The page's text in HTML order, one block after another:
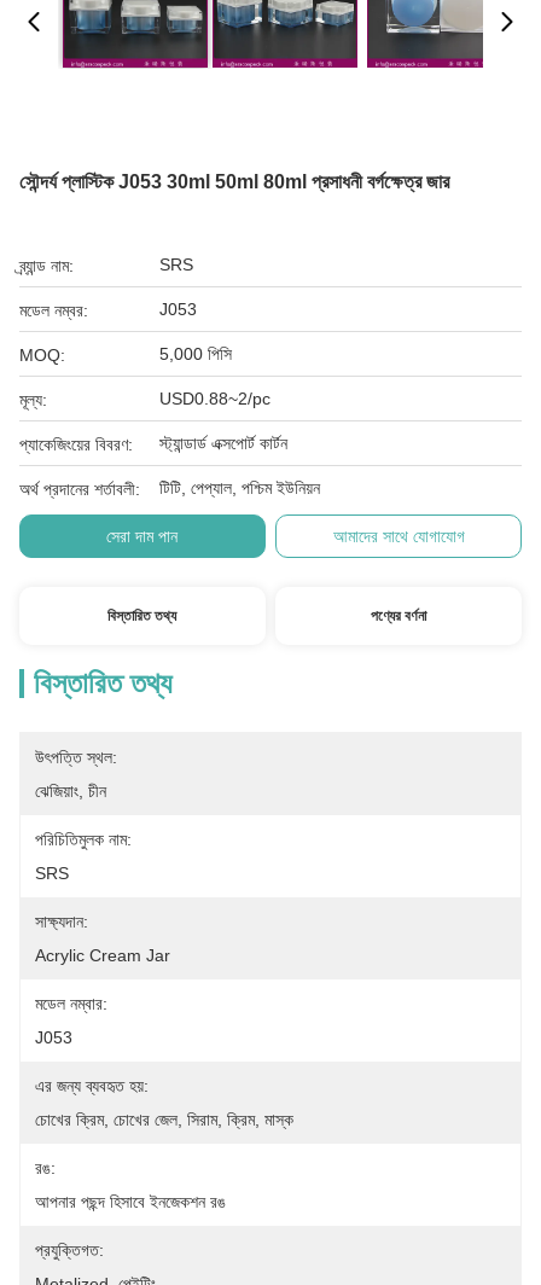
সৌন্দর্য প্লাস্টিক J053 30ml 50ml 80ml প্রসাধনী বর্গক্ষেত্র জার
ব্র্যান্ড নাম: SRS
মডেল নম্বর: J053
MOQ: 5,000 পিসি
মূল্য: USD0.88~2/pc
প্যাকেজিংয়ের বিবরণ: স্ট্যান্ডার্ড এক্সপোর্ট কার্টন
অর্থ প্রদানের শর্তাবলী: টিটি, পেপ্যাল, পশ্চিম ইউনিয়ন
সেরা দাম পান আমাদের সাথে যোগাযোগ
বিস্তারিত তথ্য পণ্যের বর্ণনা
বিস্তারিত তথ্য
উৎপত্তি স্থল:
ঝেজিয়াং, চীন
পরিচিতিমুলক নাম:
SRS
সাক্ষ্যদান:
Acrylic Cream Jar
মডেল নম্বার:
J053
এর জন্য ব্যবহৃত হয়:
চোখের ক্রিম, চোখের জেল, সিরাম, ক্রিম, মাস্ক
রঙ:
আপনার পছন্দ হিসাবে ইনজেকশন রঙ
প্রযুক্তিগত: